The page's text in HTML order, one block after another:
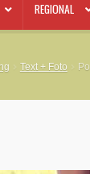
REGIONAL
Text + Foto